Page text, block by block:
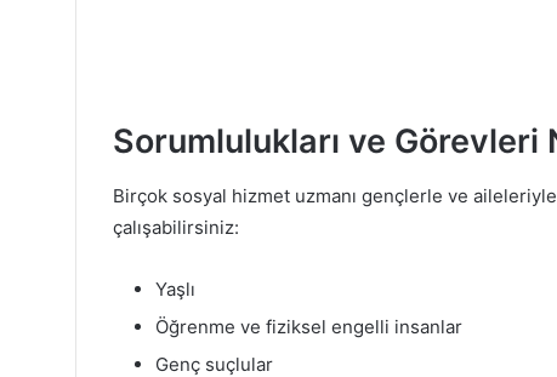
Sorumlulukları ve Görevleri
Birçok sosyal hizmet uzmanı gençlerle ve aileleriyle
çalışabilirsiniz:
Yaşlı
Öğrenme ve fiziksel engelli insanlar
Genç suçlular